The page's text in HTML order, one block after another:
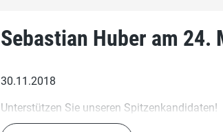
Sebastian Huber am 24.
30.11.2018
Unterstützen Sie unseren Spitzenkandidaten!